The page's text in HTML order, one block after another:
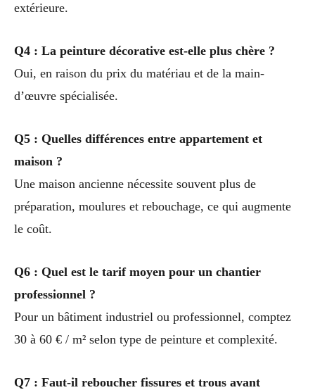
extérieure.
Q4 : La peinture décorative est-elle plus chère ?
Oui, en raison du prix du matériau et de la main-
d’œuvre spécialisée.
Q5 : Quelles différences entre appartement et
maison ?
Une maison ancienne nécessite souvent plus de
préparation, moulures et rebouchage, ce qui augmente
le coût.
Q6 : Quel est le tarif moyen pour un chantier
professionnel ?
Pour un bâtiment industriel ou professionnel, comptez
30 à 60 € / m² selon type de peinture et complexité.
Q7 : Faut-il reboucher fissures et trous avant